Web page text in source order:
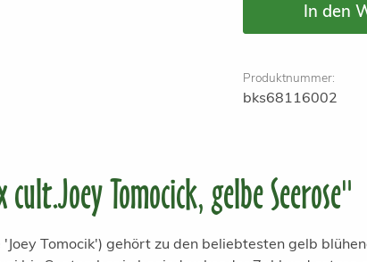
In den
Produktnummer:
bks68116002
Tomocick, gelbe Seerose"
Tomocik') gehört zu den beliebtesten gelb